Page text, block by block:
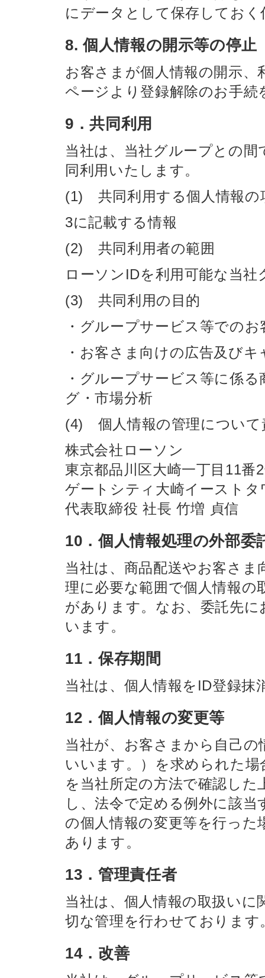
にデータとして保存してお
8. 個人情報の開示等の停止
お客さまが個人情報の開示
ページより登録解除のお手
9．共同利用
当社は、当社グループとの
同利用いたします。
(1) 共同利用する個人情報の
3に記載する情報
(2) 共同利用者の範囲
ローソンIDを利用可能な当社
(3) 共同利用の目的
・グループサービス等での
・お客さま向けの広告及び
・グループサービス等に係
グ・市場分析
(4) 個人情報の管理について
株式会社ローソン
東京都品川区大崎一丁目11番
ゲートシティ大崎イーストタ
代表取締役 社長 竹増 貞信
10．個人情報処理の外部委
当社は、商品配送やお客さ
理に必要な範囲で個人情報
があります。なお、委託先
います。
11．保存期間
当社は、個人情報をID登録
12．個人情報の変更等
当社が、お客さまから自己
いいます。）を求められた
を当社所定の方法で確認し
し、法令で定める例外に該
の個人情報の変更等を行っ
あります。
13．管理責任者
当社は、個人情報の取扱い
切な管理を行わせております
14．改善